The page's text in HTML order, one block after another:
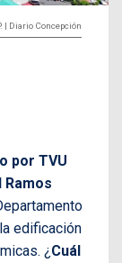
| Diario Concepción
por TVU
Ramos
edificación
¿Cuál